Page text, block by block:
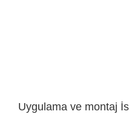
Uygulama ve montaj